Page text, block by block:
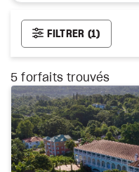
FILTRER (1)
5forfaits trouvés